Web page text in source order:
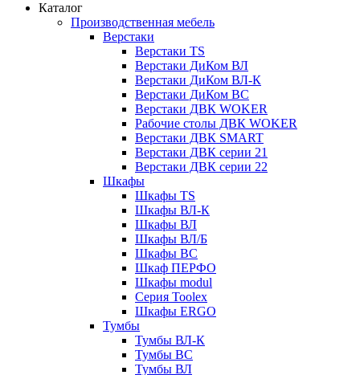
Каталог
Производственная мебель
Верстаки
Верстаки TS
Верстаки ДиКом ВЛ
Верстаки ДиКом ВЛ-К
Верстаки ДиКом ВС
Верстаки ДВК WOKER
Рабочие столы ДВК WOKER
Верстаки ДВК SMART
Верстаки ДВК серии 21
Верстаки ДВК серии 22
Шкафы
Шкафы TS
Шкафы ВЛ-К
Шкафы ВЛ
Шкафы ВЛ/Б
Шкафы ВС
Шкаф ПЕРФО
Шкафы modul
Серия Toolex
Шкафы ERGO
Тумбы
Тумбы ВЛ-К
Тумбы ВС
Тумбы ВЛ